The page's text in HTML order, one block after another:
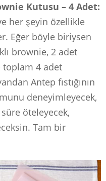
Kutusu – 4 Adet:
her şeyin özellikle
Eğer böyle biriysen
brownie, 2 adet
toplam 4 adet
Antep fıstığının
deneyimleyecek,
öteleyecek,
Tam bir